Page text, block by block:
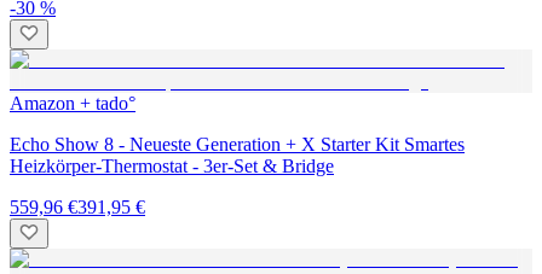
-30 %
Amazon + tado°
Echo Show 8 - Neueste Generation + X Starter Kit Smartes
Heizkörper-Thermostat - 3er-Set & Bridge
559,96 €391,95 €